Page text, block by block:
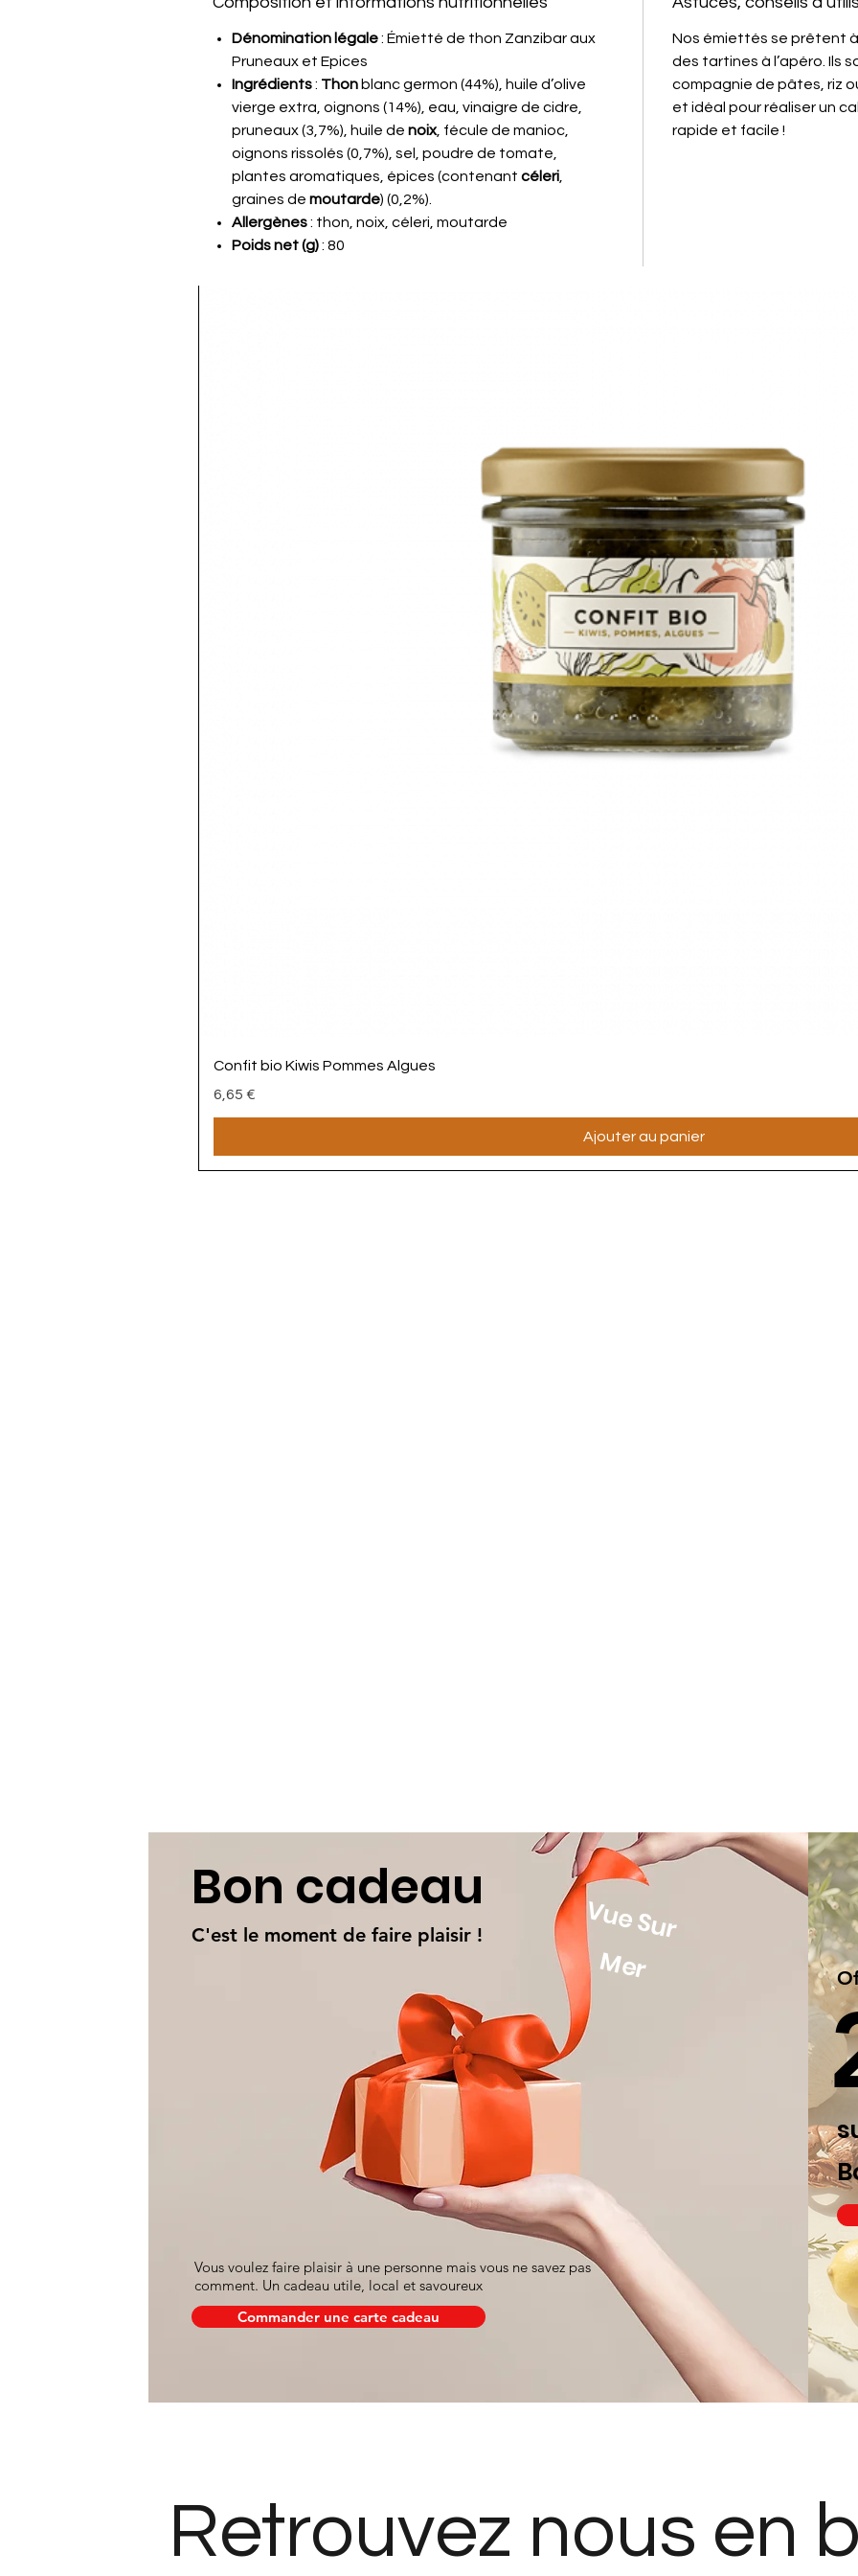
Articles similaires
Confit bio Kiwis Pommes Algues
Prix
6,65 €
Ajouter au panier
Dénomination légale: Émietté de thon Zanzibar aux
Pruneaux et Epices
Ingrédients: Thon blanc germon (44%), huile d’olive
vierge extra, oignons (14%), eau, vinaigre de cidre,
pruneaux (3,7%), huile de noix, fécule de manioc,
oignons rissolés (0,7%), sel, poudre de tomate,
plantes aromatiques, épices (contenant céleri
graines de moutarde) (0,2%).
Allergènes: thon, noix, céleri, moutarde
Poids net (g): 80
Nos émiettés se prêtent
des tartines à l’apéro. Ils
compagnie de pâtes, riz
et idéal pour réaliser un
rapide et facile !
C'est le moment de faire plaisir ! Vue Sur
Mer
Bon cadeau
Vous voulez faire plaisir à une personne mais vous ne savez pas
comment. Un cadeau utile, local et savoureux
Commander une carte cadeau
Retrouvez nous en